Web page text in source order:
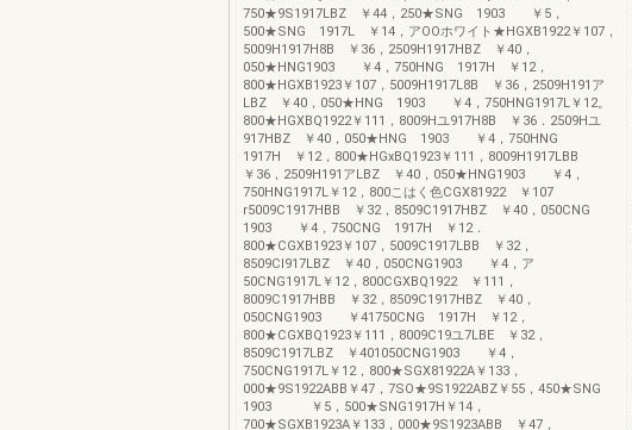
750★9S1917LBZ ￥44，250★SNG 1903 ￥5，
500★SNG 1917L ￥14，アOOホワイト★HGXB1922￥107，
5009H1917H8B ￥36，2509H1917HBZ ￥40，
050★HNG1903 ￥4，750HNG 1917H ￥12，
800★HGXB1923￥107，5009H1917L8B ￥36，2509H191ア
LBZ ￥40，050★HNG 1903 ￥4，750HNG1917L￥12。
800★HGXBQ1922￥111，8009Hユ917H8B ￥36．2509Hユ
917HBZ ￥40，050★HNG 1903 ￥4，750HNG
1917H ￥12，800★HGxBQ1923￥111，8009H1917LBB
￥36，2509H191アLBZ ￥40，050★HNG1903 ￥4，
750HNG1917L￥12，800こはく色CGX81922 ￥107
r5009C1917HBB ￥32，8509C1917HBZ ￥40，050CNG
1903 ￥4，750CNG 1917H ￥12．
800★CGXB1923￥107，5009C1917LBB ￥32，
8509Cl917LBZ ￥40，050CNG1903 ￥4，ア
50CNG1917L￥12，800CGXBQ1922 ￥111，
8009C1917HBB ￥32，8509C1917HBZ ￥40，
050CNG1903 ￥41750CNG 1917H ￥12，
800★CGXBQ1923￥111，8009C19ユ7LBE ￥32，
8509C1917LBZ ￥401050CNG1903 ￥4，
750CNG1917L￥12，800★SGX81922A￥133，
000★9S1922ABB￥47，7SO★9S1922ABZ￥55，450★SNG
1903 ￥5，500★SNG1917H￥14，
700★SGXB1923A￥133，000★9S1923ABB ￥47，